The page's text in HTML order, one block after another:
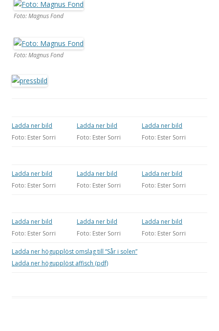
Foto: Magnus Fond
Foto: Magnus Fond
Ladda ner bild
Foto: Ester Sorri
Ladda ner bild
Foto: Ester Sorri
Ladda ner bild
Foto: Ester Sorri
Ladda ner bild
Foto: Ester Sorri
Ladda ner bild
Foto: Ester Sorri
Ladda ner bild
Foto: Ester Sorri
Ladda ner bild
Foto: Ester Sorri
Ladda ner bild
Foto: Ester Sorri
Ladda ner bild
Foto: Ester Sorri
Ladda ner högupplöst omslag till “Sår i solen”
Ladda ner högupplöst affisch (pdf)